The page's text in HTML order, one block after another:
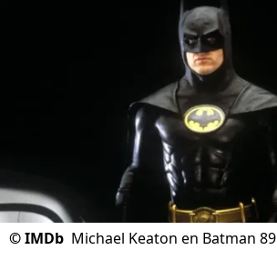
©IMDb Michael Keaton en Batman 89